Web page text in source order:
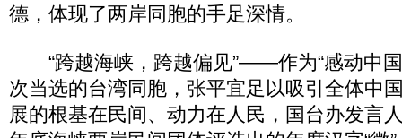
德，体现了两岸同胞的手足深情。
“跨越海峡，跨越偏见”——作为“感动中国
次当选的台湾同胞，张平宜足以吸引全体中
展的根基在民间、动力在人民，国台办发言